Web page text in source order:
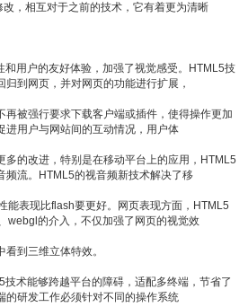
，相互对于之前的技术，它有着更为清晰
用户的友好体验，加强了视觉感受。HTML5技
到网页，并对网页的功能进行扩展，
再被强行要求下载客户端或插件，使得操作更加
进用户与网站间的互动情况，用户体
多的改进，特别是在移动平台上的应用，HTML5
频流。HTML5的视音频新技术解决了移
能表现比flash要更好。网页表现方面，HTML5
webgl的介入，不仅加强了网页的视觉效
到三维立体特效。
术能够跨越平台的障碍，适配多终端，节省了
的研发工作必须针对不同的操作系统